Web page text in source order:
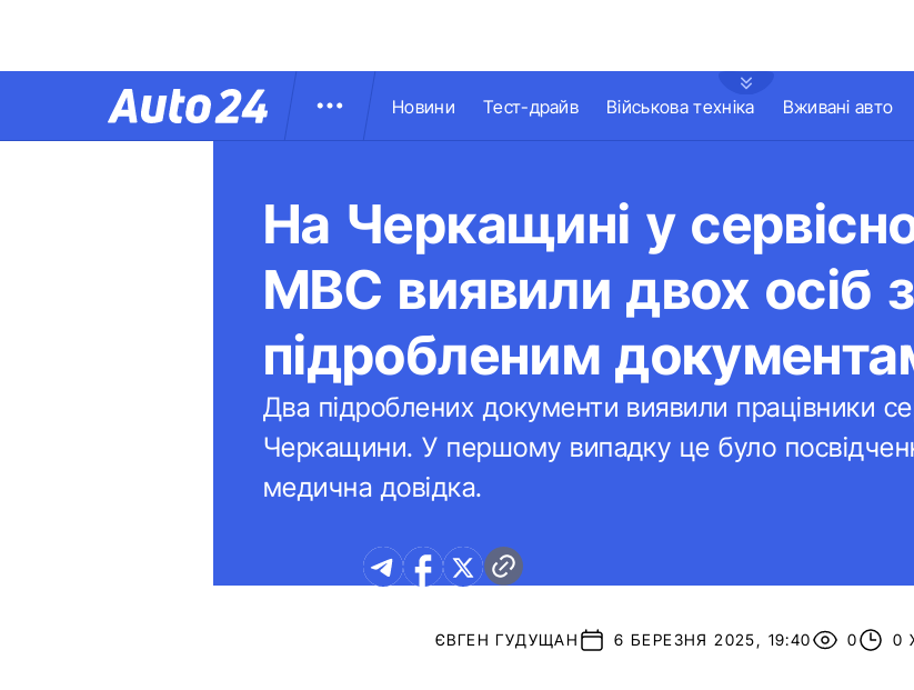
Новини Тест-драйв Військова техніка Вживані авто
На Черкащині у
МВС виявили двох осіб з
підробленим
Два підроблених документи виявили працівники
Черкащини. У першому випадку це було
медична довідка.
ЄВГЕН ГУДУЩАН 6 БЕРЕЗНЯ 2025, 19:40 0 0